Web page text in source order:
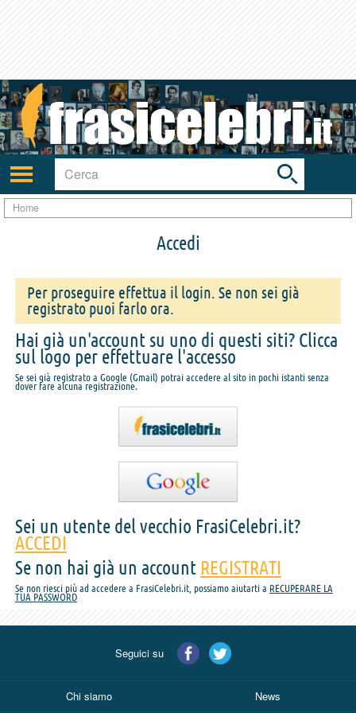
Attiva/disattiva
navigazione
Toggle
search
bar
Home
Accedi
Per proseguire effettua il login. Se non sei già
registrato puoi farlo ora.
Hai già un'account su uno di questi siti? Clicca
sul logo per effettuare l'accesso
Se sei già registrato a Google (Gmail) potrai accedere al sito in pochi istanti senza
dover fare alcuna registrazione.
Sei un utente del vecchio FrasiCelebri.it?
ACCEDI
Se non hai già un account REGISTRATI
Se non riesci più ad accedere a FrasiCelebri.it, possiamo aiutarti a RECUPERARE LA
TUA PASSWORD
Seguici su
Chi siamo News